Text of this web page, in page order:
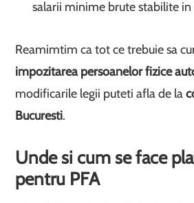
salarii minime brute stabilite in
Reamimtim ca tot ce trebuie sa
impozitarea persoanelor fizice
modificarile legii puteti afla de la
Bucuresti.
Unde si cum se face
pentru PFA